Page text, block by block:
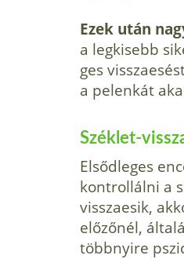
Ezek után
a legkisebb
ges
a pelenkát
Széklet-
Elsődleges
kontrollálni a
visszaesik,
előzőnél,
többnyire